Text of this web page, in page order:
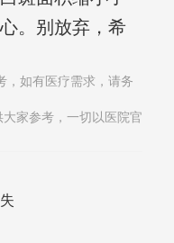
。别放弃，希
，如有医疗需求，请务
家参考，一切以医院官